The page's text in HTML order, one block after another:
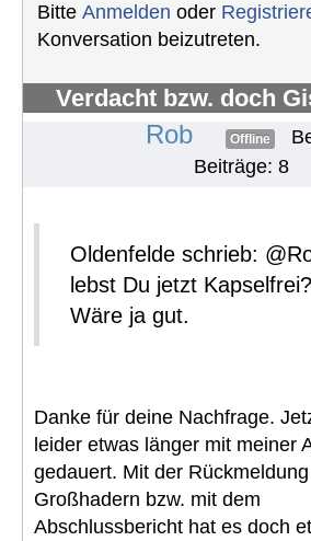
Bitte Anmelden oder
Konversation beizutreten.
Verdacht bzw. doch
Rob Offline
Beiträge: 8
Oldenfelde schrieb:
lebst Du jetzt Kapselfrei?
Wäre ja gut.
Danke für deine Nachfrage.
leider etwas länger mit meiner
gedauert. Mit der
Großhadern bzw. mit dem
Abschlussbericht hat es doch